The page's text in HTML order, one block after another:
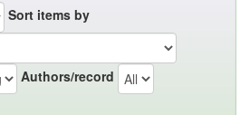
Sort items by
Authors/record